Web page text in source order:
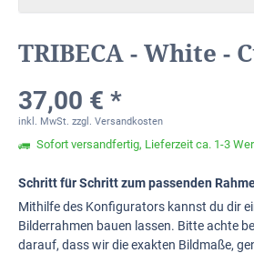
TRIBECA - White -
37,00 € *
inkl. MwSt. zzgl. Versandkosten
Sofort versandfertig, Lieferzeit ca. 1-3
Schritt für Schritt zum passenden
Mithilfe des Konfigurators kannst du dir
Bilderrahmen bauen lassen. Bitte achte
darauf, dass wir die exakten Bildmaße,